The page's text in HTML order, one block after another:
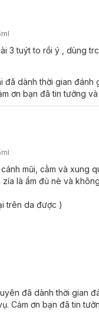
3 tuýt to rồi ý , dùng
đã dành thời gian
ơn bạn đã tin tưởng và
mũi, cằm và xung
là ẩm đủ nè và
trên da được )
đã dành thời gian
Cảm ơn bạn đã tin